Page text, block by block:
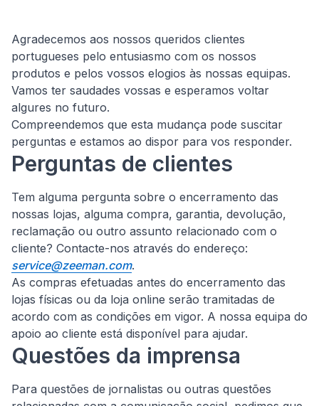
Homepage
Agradecemos aos nossos queridos clientes
portugueses pelo entusiasmo com os nossos
produtos e pelos vossos elogios às nossas equipas.
Vamos ter saudades vossas e esperamos voltar
algures no futuro.
Compreendemos que esta mudança pode suscitar
perguntas e estamos ao dispor para vos responder.
Perguntas de clientes
Tem alguma pergunta sobre o encerramento das
nossas lojas, alguma compra, garantia, devolução,
reclamação ou outro assunto relacionado com o
cliente? Contacte-nos através do endereço:
service@zeeman.com.
As compras efetuadas antes do encerramento das
lojas físicas ou da loja online serão tramitadas de
acordo com as condições em vigor. A nossa equipa do
apoio ao cliente está disponível para ajudar.
Questões da imprensa
Para questões de jornalistas ou outras questões